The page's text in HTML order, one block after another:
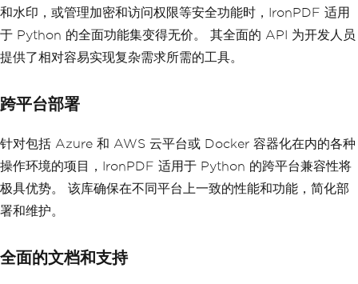
和水印，或管理加密和访问权限等安全功能时，IronPDF 适用
于 Python 的全面功能集变得无价。 其全面的 API 为开发人员
提供了相对容易实现复杂需求所需的工具。
跨平台部署
针对包括 Azure 和 AWS 云平台或 Docker 容器化在内的各种
操作环境的项目，IronPDF 适用于 Python 的跨平台兼容性将
极具优势。 该库确保在不同平台上一致的性能和功能，简化部
署和维护。
全面的文档和支持